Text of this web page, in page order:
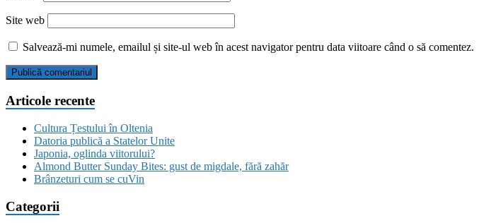
Site web
Salvează-mi numele, emailul și site-ul web în acest navigator pentru data viitoare când o să comentez.
Articole recente
Cultura Țestului în Oltenia
Datoria publică a Statelor Unite
Japonia, oglinda viitorului?
Almond Butter Sunday Bites: gust de migdale, fără zahăr
Brânzeturi cum se cuVin
Categorii